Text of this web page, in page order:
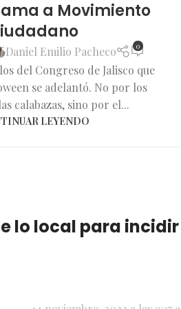
a Movimiento
Daniel Emilio Pacheco 0
del Congreso de Jalisco que
se adelantó. No por los
calabazas, sino por el...
LEYENDO
lo local para incidir